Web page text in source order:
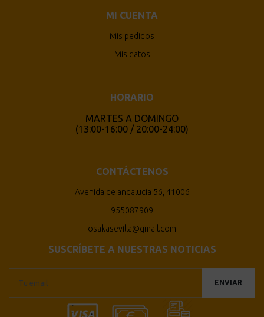
MI CUENTA
Mis pedidos
Mis datos
HORARIO
MARTES A DOMINGO
(13:00-16:00 / 20:00-24:00)
CONTÁCTENOS
Avenida de andalucia 56, 41006
955087909
osakasevilla@gmail.com
SUSCRÍBETE A NUESTRAS NOTICIAS
ENVIAR